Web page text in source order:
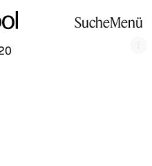
SucheMenü